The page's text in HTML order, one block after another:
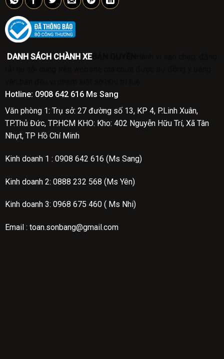
DANH SÁCH CHÀNH XEBẢN QUYỀN
Hotline: 0908 642 616 Ms Sang
Văn phòng 1: Trụ sở: 27 đường số 13, KP 4, P.Linh Xuân,
TP.Thủ Đức, TP.HCM KHO: Kho: 402 Nguyễn Hữu Trí, Xã Tân
Nhựt, TP Hồ Chí Minh
Kinh doanh 1 : 0908 642 616 (Ms Sang)
Kinh doanh 2: 0888 232 568 (Ms Yên)
Kinh doanh 3: 0968 675 460 ( Ms Nhi)
Email : toan.sonbang@gmail.com